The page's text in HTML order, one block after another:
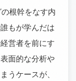
根幹をなす内
もが学んだは
営者を前にす
面的な分析や
うケースが、